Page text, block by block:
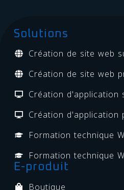
Solutions
Création de site web
Création de site web
Création d'application
Création d'application
Formation technique
Formation technique
E-produit
Boutique